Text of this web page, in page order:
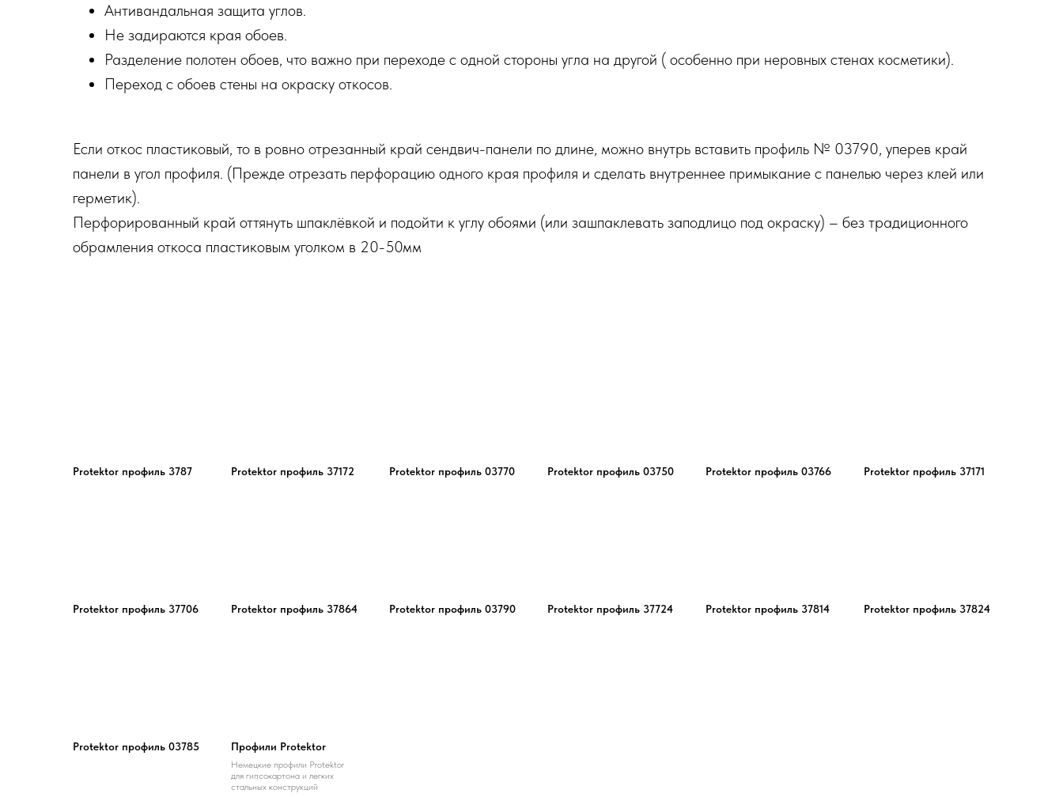
Антивандальная защита углов.
Не задираются края обоев.
Разделение полотен обоев, что важно при переходе с одной стороны угла на другой ( особенно при неровных стенах косметики).
Переход с обоев стены на окраску откосов.
Если откос пластиковый, то в ровно отрезанный край сендвич-панели по длине, можно внутрь вставить профиль № 03790, уперев край
панели в угол профиля. (Прежде отрезать перфорацию одного края профиля и сделать внутреннее примыкание с панелью через клей или
герметик).
Перфорированный край оттянуть шпаклёвкой и подойти к углу обоями (или зашпаклевать заподлицо под окраску) – без традиционного
обрамления откоса пластиковым уголком в 20-50мм
Protektor профиль 3787 Protektor профиль 37172 Protektor профиль 03770 Protektor профиль 03750 Protektor профиль 03766 Protektor профиль 37171
Protektor профиль 37706 Protektor профиль 37864 Protektor профиль 03790 Protektor профиль 37724 Protektor профиль 37814 Protektor профиль 37824
Protektor профиль 03785 Профили Protektor
Немецкие профили Protektor
для гипсокартона и легких
стальных конструкций